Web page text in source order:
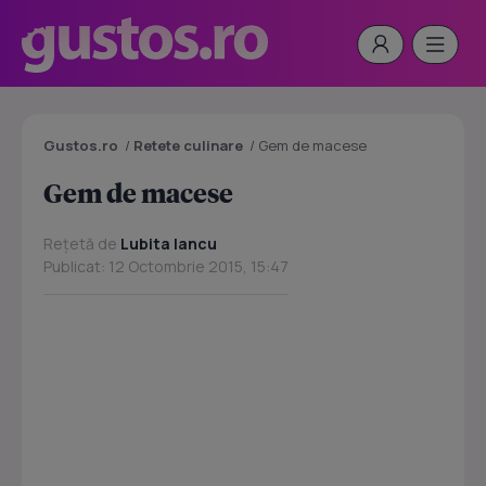
Gustos.ro / Retete culinare / Gem de macese
Gem de macese
Rețetă de Lubita Iancu
Publicat: 12 Octombrie 2015, 15:47